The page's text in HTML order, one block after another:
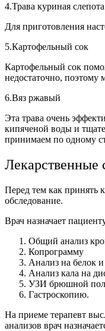
4.Трава куриная слепота
Для приготовления
5.Картофельный сок
Картофельный сок
недостаточно, поэтому
6.Вяз ржавый
Эта трава очень
кипяченой воды и
принимаем по одному
Лекарственные
Перед тем как принять
обследование.
Врач назначает
Общий анализ
Копрограмму
Анализ на белок и
Анализ кала на
УЗИ брюшной
Гастроскопию.
На приеме терапевт
анализов врач